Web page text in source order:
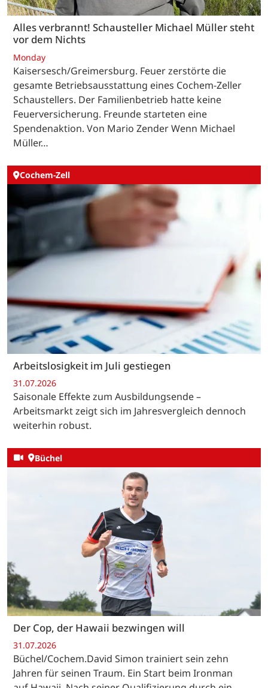
Alles verbrannt! Schausteller Michael Müller steht
vor dem Nichts
Monday
Kaisersesch/Greimersburg. Feuer zerstörte die
gesamte Betriebsausstattung eines Cochem-Zeller
Schaustellers. Der Familienbetrieb hatte keine
Feuerversicherung. Freunde starteten eine
Spendenaktion. Von Mario Zender Wenn Michael
Müller…
Cochem-Zell
Arbeitslosigkeit im Juli gestiegen
31.07.2026
Saisonale Effekte zum Ausbildungsende –
Arbeitsmarkt zeigt sich im Jahresvergleich dennoch
weiterhin robust.
Büchel
Der Cop, der Hawaii bezwingen will
31.07.2026
Büchel/Cochem.David Simon trainiert sein zehn
Jahren für seinen Traum. Ein Start beim Ironman